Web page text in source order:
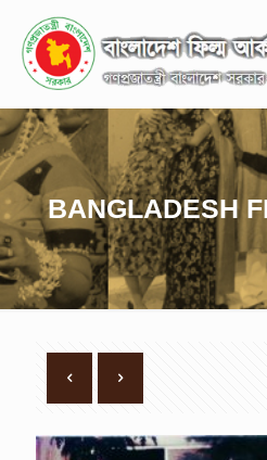
BANGLADESH